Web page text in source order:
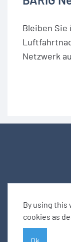
By using this
cookies as
Bleiben Sie
Netzwerk
Seitenverzeichnis